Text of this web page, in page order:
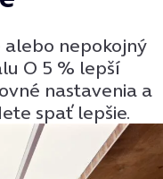
nepokojný
O 5 % lepší
nastavenia a
spať lepšie.